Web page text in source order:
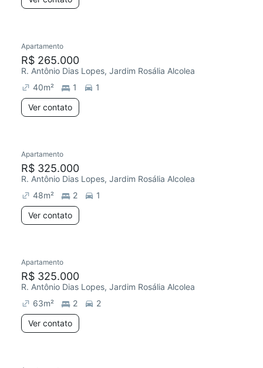
Apartamento
R$ 265.000
R. Antônio Dias Lopes, Jardim Rosália Alcolea
40m² 1
1
Ver contato
Apartamento
R$ 325.000
R. Antônio Dias Lopes, Jardim Rosália Alcolea
48m² 2
1
Ver contato
Apartamento
R$ 325.000
R. Antônio Dias Lopes, Jardim Rosália Alcolea
63m² 2
2
Ver contato